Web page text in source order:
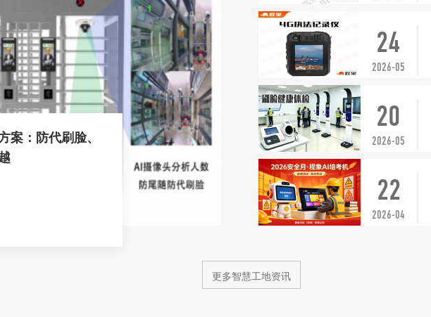
案：防代刷脸、
24
2026-05
20
2026-05
22
2026-04
更多智慧工地资讯